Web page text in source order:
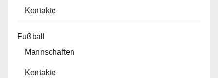
Kontakte
Fußball
Mannschaften
Kontakte